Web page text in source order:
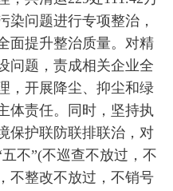
染问题进行专项整治，
面提升整治质量。对精
问题，责成相关企业全
，开展降尘、抑尘和绿
体责任。同时，坚持执
保护联防联排联治，对
不”(不巡查不放过，不
不整改不放过，不销号